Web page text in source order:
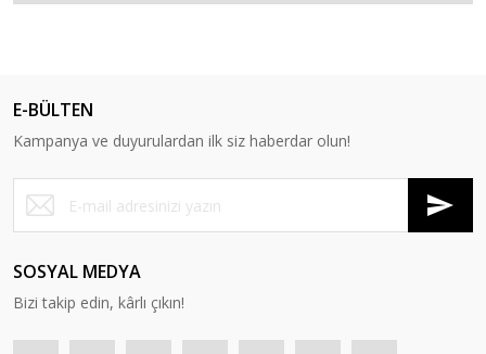
E-BÜLTEN
Kampanya ve duyurulardan ilk siz haberdar olun!
SOSYAL MEDYA
Bizi takip edin, kârlı çıkın!